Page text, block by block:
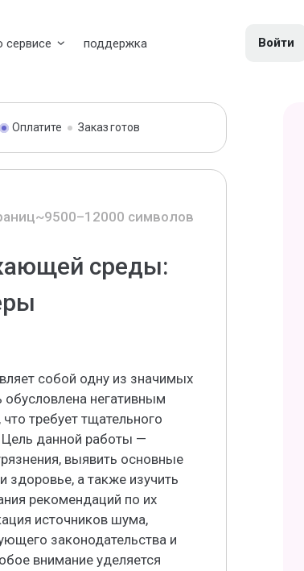
сервисе поддержка Войти
Оплатите Заказ готов
~9500–12000 символов
среды:
собой одну из значимых
негативным
требует тщательного
Цель данной работы —
выявить основные
здоровье, а также изучить
рекомендаций по их
источников шума,
законодательства и
внимание уделяется